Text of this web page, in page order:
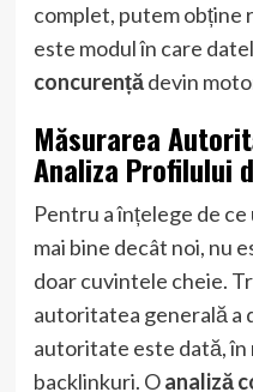
complet, putem obține
este modul în care
concurențădevin
Măsurarea
Analiza Profilului
Pentru a înțelege de
mai bine decât noi, nu
doar cuvintele cheie.
autoritatea generală a
autoritate este dată, în
backlinkuri. Oanaliză